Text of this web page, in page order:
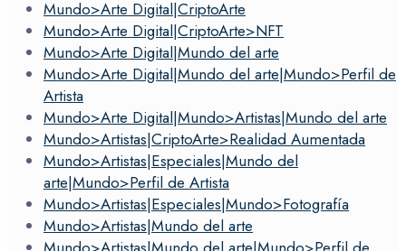
Mundo>Arte Digital|CriptoArte
Mundo>Arte Digital|CriptoArte>NFT
Mundo>Arte Digital|Mundo del arte
Mundo>Arte Digital|Mundo del arte|Mundo>Perfil de
Artista
Mundo>Arte Digital|Mundo>Artistas|Mundo del arte
Mundo>Artistas|CriptoArte>Realidad Aumentada
Mundo>Artistas|Especiales|Mundo del
arte|Mundo>Perfil de Artista
Mundo>Artistas|Especiales|Mundo>Fotografía
Mundo>Artistas|Mundo del arte